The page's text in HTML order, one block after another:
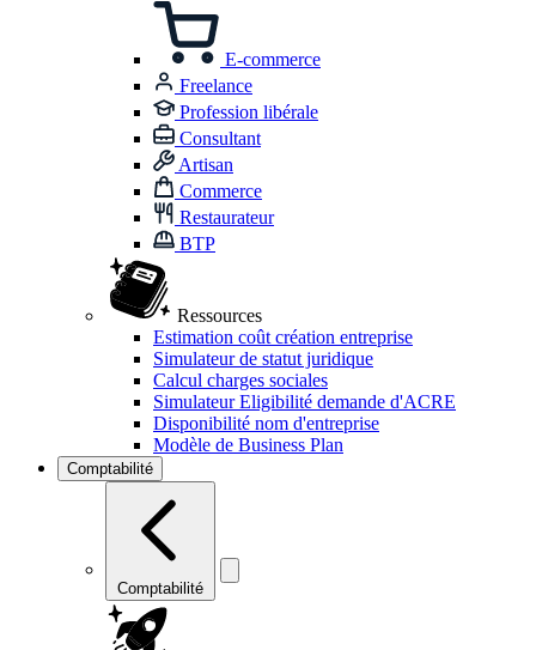
E-commerce
Freelance
Profession libérale
Consultant
Artisan
Commerce
Restaurateur
BTP
Ressources
Estimation coût création entreprise
Simulateur de statut juridique
Calcul charges sociales
Simulateur Eligibilité demande d'ACRE
Disponibilité nom d'entreprise
Modèle de Business Plan
Comptabilité
Comptabilité